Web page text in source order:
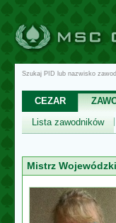
Szukaj PID lub nazwisko
CEZAR
Lista zawodników
Mistrz Wojewódzki